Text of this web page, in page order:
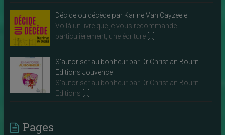
Décide ou décède par Karine Van Cayzeele
Voilà un livre que je vous recommande
particulièrement, une écriture
S’autoriser au bonheur par Dr Christian Bourit
Editions Jouvence
S’autoriser au bonheur par Dr Christian Bourit
Editions
Pages